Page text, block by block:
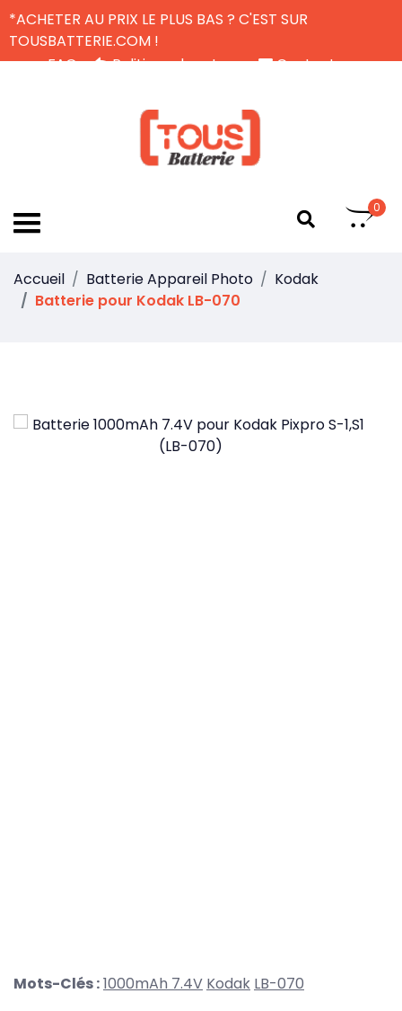
*ACHETER AU PRIX LE PLUS BAS ? C'EST SUR
TOUSBATTERIE.COM !
FAQ
Politique de retour
Contactez-nous
0
Accueil Batterie Appareil Photo
Kodak
Batterie pour Kodak LB-070
Mots-Clés :1000mAh 7.4V Kodak LB-070